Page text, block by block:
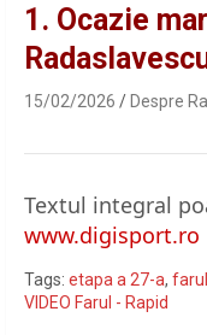
1. Ocazie
15/02/2026 Despre
Textul integral
www.digisport.ro
Tags: etapa a 27-a,
VIDEO Farul - Rapid